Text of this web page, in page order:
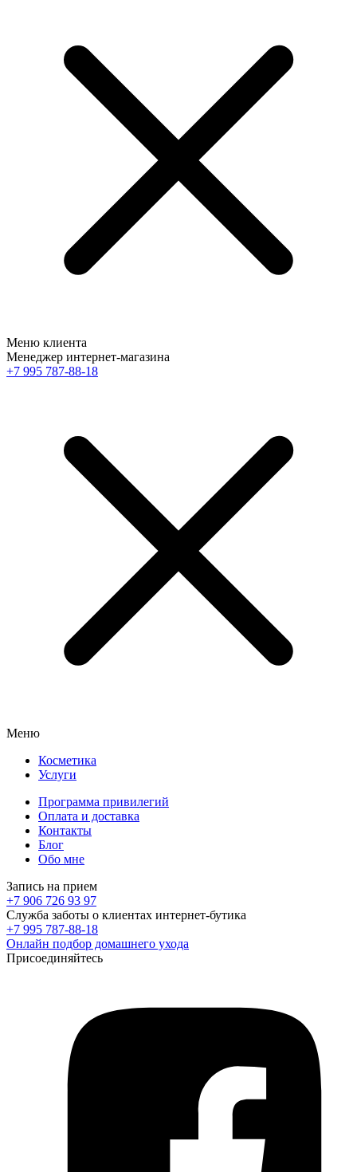
Меню клиента
Менеджер интернет-магазина
+7 995 787-88-18
Меню
Косметика
Услуги
Программа привилегий
Оплата и доставка
Контакты
Блог
Обо мне
Запись на прием
+7 906 726 93 97
Служба заботы о клиентах интернет-бутика
+7 995 787-88-18
Онлайн подбор домашнего ухода
Присоединяйтесь